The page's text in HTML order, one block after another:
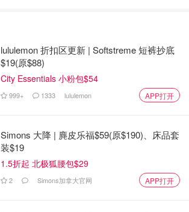
lululemon 折扣区更新 | Softstreme 短裤抄底
$19(原$88)
City Essentials 小粉包$54
999+ 1333 lululemon APP打开
Simons 大降 | 麂皮乐福$59(原$190)、床品套
装$19
1.5折起 北极狐腰包$29
2 Simons加拿大官网 APP打开